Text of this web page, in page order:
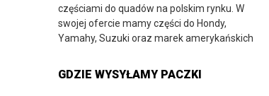
częściami do quadów na polskim rynku. W
swojej ofercie mamy części do Hondy,
Yamahy, Suzuki oraz marek amerykańskich
GDZIE WYSYŁAMY PACZKI